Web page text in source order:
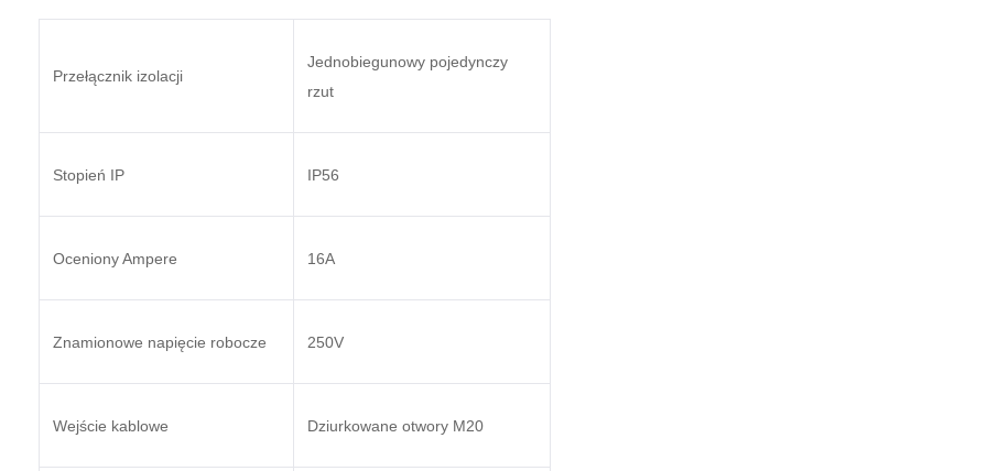
Przełącznik izolacji
Jednobiegunowy pojedynczy
rzut
Stopień IP IP56
Oceniony Ampere 16A
Znamionowe napięcie robocze 250V
Wejście kablowe Dziurkowane otwory M20